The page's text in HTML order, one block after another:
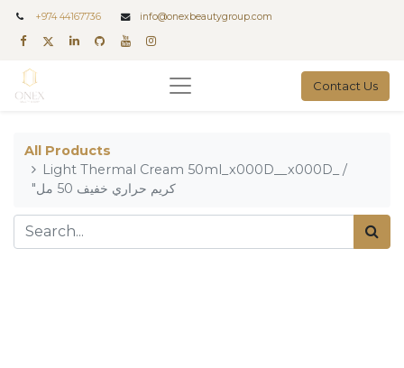
+974 44167736 info@onexbeautygroup.com
Contact Us
All Products
Light Thermal Cream 50ml_x000D__x000D_ /
"كريم حراري خفيف 50 مل